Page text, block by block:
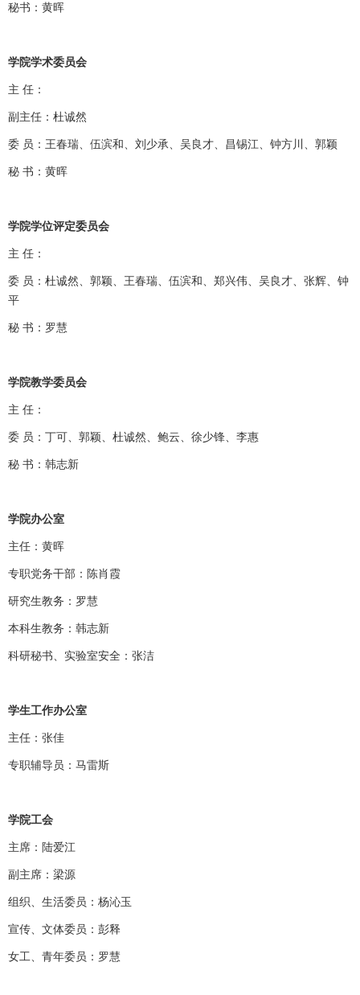
秘书：黄晖
学院学术委员会
主 任：
副主任： 杜诚然
委 员：王春瑞、伍滨和、刘少承、吴良才、昌锡江、钟方川、郭颖
秘 书：黄晖
学院学位评定委员会
主 任：
委 员：杜诚然、郭颖、王春瑞、伍滨和、郑兴伟、吴良才、张辉、钟
平
秘 书：罗慧
学院教学委员会
主 任：
委 员：丁可、郭颖、杜诚然、鲍云、徐少锋、李惠
秘 书：韩志新
学院办公室
主任：黄晖
专职党务干部：陈肖霞
研究生教务：罗慧
本科生教务：韩志新
科研秘书、实验室安全：张洁
学生工作办公室
主任：张佳
专职辅导员：马雷斯
学院工会
主席：陆爱江
副主席：梁源
组织、生活委员：杨沁玉
宣传、文体委员：彭释
女工、青年委员：罗慧